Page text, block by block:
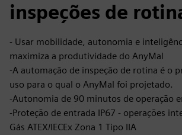
inspeções de
- Usar mobilidade, autonomia e
maximiza a produtividade do AnyMal
-A automação de inspeção de rotina é o
uso para o qual o AnyMal foi projetado.
-Autonomia de 90 minutos de operação
-Proteção de entrada IP67 - operações
Gás ATEX/IECEx Zona 1 Tipo IIA